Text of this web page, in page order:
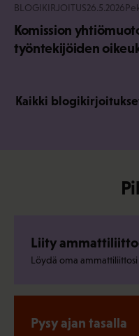
BLOGIKIRJOITUS26.5.2026
Komission
työntekijöiden
Kaikki
Liity
Löydä oma
Pysy ajan tasalla